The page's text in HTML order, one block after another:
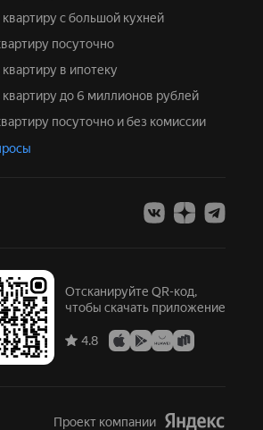
квартиру с большой кухней
посуточно
квартиру в ипотеку
квартиру до 6 миллионов рублей
квартиру посуточно и без комиссии
Отсканируйте QR-код,
чтобы скачать приложение
4.8
Проект компании